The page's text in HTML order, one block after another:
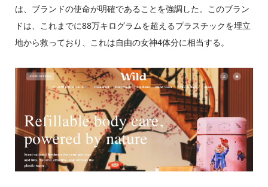
は、ブランドの使命が明確であることを強調した。このブラン
ドは、これまでに88万キログラムを超えるプラスチックを埋立
地から救っており、これは自由の女神4体分に相当する。